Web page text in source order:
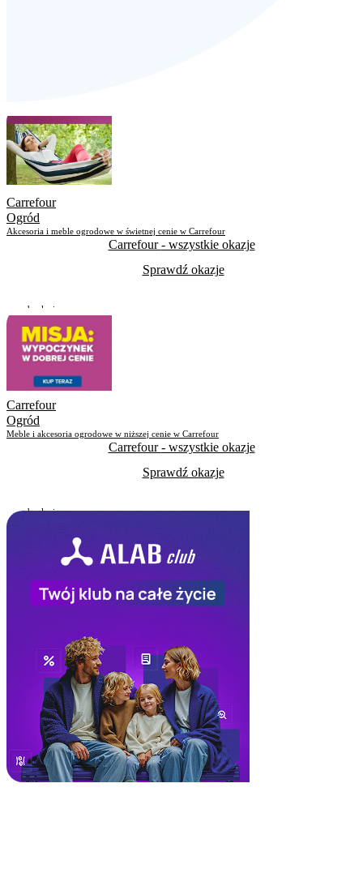
Carrefour
Ogród
Akcesoria i meble ogrodowe w świetnej cenie w Carrefour
Carrefour- wszystkie okazje
Sprawdź okazje
Do odwołania
Skorzystało9
Carrefour
Ogród
Meble i akcesoria ogrodowe w niższej cenie w Carrefour
Carrefour- wszystkie okazje
Sprawdź okazje
Do odwołania